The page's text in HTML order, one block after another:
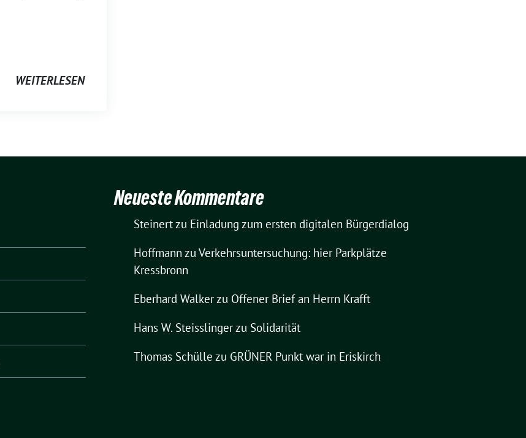
WEITERLESEN
Neueste Kommentare
Steinertzu Einladung zum ersten digitalen Bürgerdialog
Hoffmann zu Verkehrsuntersuchung: hier Parkplätze
Kressbronn
Eberhard Walkerzu Offener Brief an Herrn Krafft
Hans W. Steisslingerzu Solidarität
Thomas Schülle zu GRÜNER Punkt war in Eriskirch